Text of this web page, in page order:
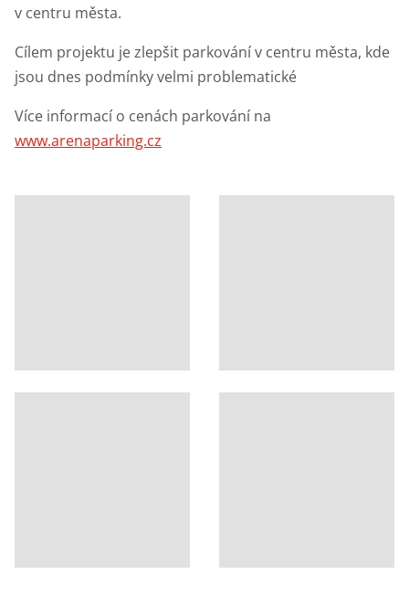
v centru města.
Cílem projektu je zlepšit parkování v centru města, kde
jsou dnes podmínky velmi problematické
Více informací o cenách parkování na
www.arenaparking.cz